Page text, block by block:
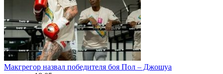
Макгрегор назвал победителя боя Пол – Джошуа